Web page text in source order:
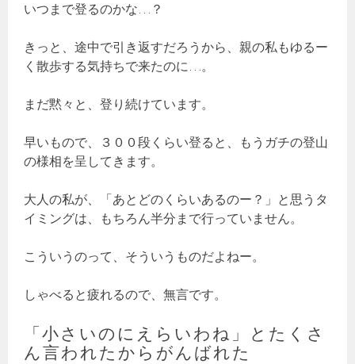
いつまで登るのかな…？
きっと、途中で引き返すだろうから、親の私もゆるー
く散歩する気持ちで来たのに…。
まだ黙々と、登り続けています。
早いもので、３００段くらい登ると、もうガチの登山
の様相を呈してきます。
大人の私が、「あとどのくらいあるのー？」と思うタ
イミングは、もちろん半分まで行っていません。
こういうのって、そういうものだよねー。
しゃべると疲れるので、無言です。
「小さいのにえらいわね」とたくさ
ん言われたからがんばれた